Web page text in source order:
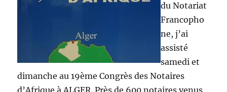
du Notariat
Francopho
ne, j’ai
assisté
samedi et
dimanche au 19ème Congrès des Notaires
d’Afrique à ALGER. Près de 600 notaires venus